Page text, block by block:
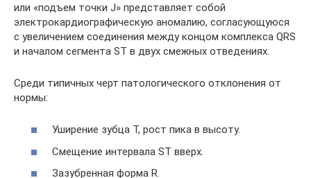
или «подъем точки J» представляет собой
электрокардиографическую аномалию, согласующуюся
с увеличением соединения между концом комплекса QRS
и началом сегмента ST в двух смежных отведениях.
Среди типичных черт патологического отклонения от
нормы:
Уширение зубца T, рост пика в высоту.
Смещение интервала ST вверх.
Зазубренная форма R.